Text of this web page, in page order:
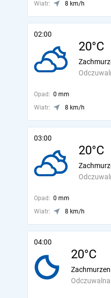
Wiatr:
8 km/h
02:00
20°C
Opad: 0 mm
Wiatr:
8 km/h
03:00
20°C
Opad: 0 mm
Wiatr:
8 km/h
04:00
20°C
Odczuwalna